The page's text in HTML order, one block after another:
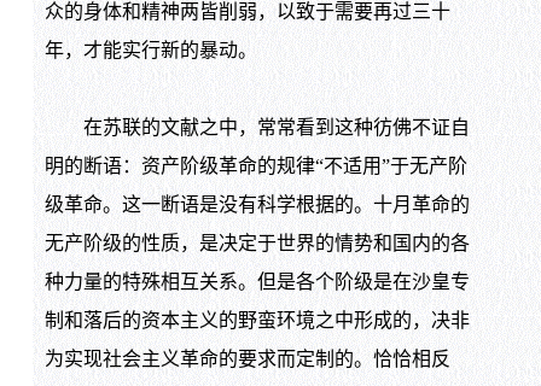
众的身体和精神两皆削弱，以致于需要再过三十
年，才能实行新的暴动。
在苏联的文献之中，常常看到这种彷佛不证自
明的断语：资产阶级革命的规律“不适用”于无产阶
级革命。这一断语是没有科学根据的。十月革命的
无产阶级的性质，是决定于世界的情势和国内的各
种力量的特殊相互关系。但是各个阶级是在沙皇专
制和落后的资本主义的野蛮环境之中形成的，决非
为实现社会主义革命的要求而定制的。恰恰相反